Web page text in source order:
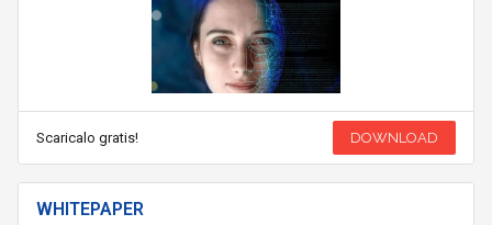
Scaricalo gratis! DOWNLOAD
WHITEPAPER